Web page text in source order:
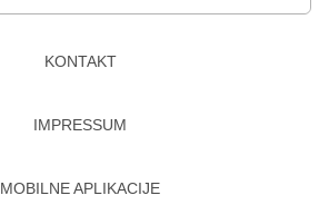
KONTAKT
IMPRESSUM
MOBILNE APLIKACIJE